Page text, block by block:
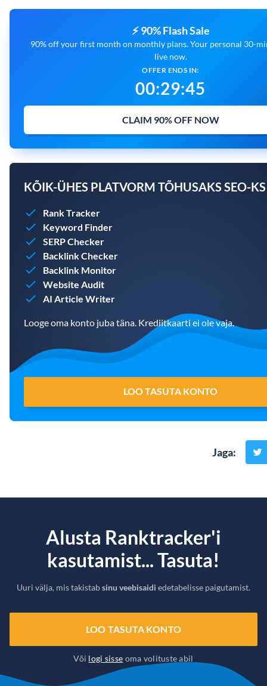
⚡ 90% Flash Sale
90% off your first month on monthly plans. Your personal 30-
live now.
OFFER ENDS IN:
00:29:44
CLAIM 90% OFF NOW
KÕIK-ÜHES PLATVORM TÕHUSAKS SEO-KS
Rank Tracker
Keyword Finder
SERP Checker
Backlink Checker
Backlink Monitor
Website Audit
AI Article Writer
Looge oma konto juba täna. Krediitkaarti ei ole vaja.
LOO TASUTA KONTO
Jaga:
Alusta Ranktracker'i
kasutamist... Tasuta!
Uuri välja, mis takistabsinu veebisaidi edetabelisse paigutamist.
LOO TASUTA KONTO
Või logi sisse oma volituste abil